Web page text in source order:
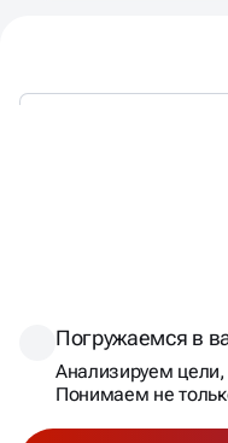
МЕЛОЧЕЙ
Погружаемся в
Анализируем
Понимаем не